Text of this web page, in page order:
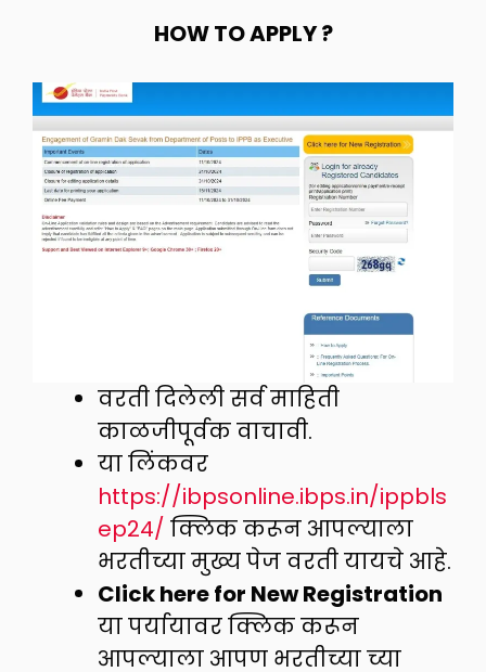
HOW TO APPLY ?
वरती दिलेली सर्व माहिती
काळजीपूर्वक वाचावी.
या लिंकवर
https://ibpsonline.ibps.in/ippbls
ep24/ क्लिक करून आपल्याला
भरतीच्या मुख्य पेज वरती यायचे आहे.
Click here for New Registration
या पर्यायावर क्लिक करून
आपल्याला आपण भरतीच्या च्या